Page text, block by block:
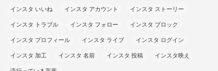
インスタ いいね インスタ アカウント インスタ ストーリー
インスタ トラブル インスタ フォロー インスタ ブロック
インスタ プロフィール インスタ ライブ インスタ ログイン
インスタ 加工 インスタ 名前 インスタ 投稿 インスタ映え